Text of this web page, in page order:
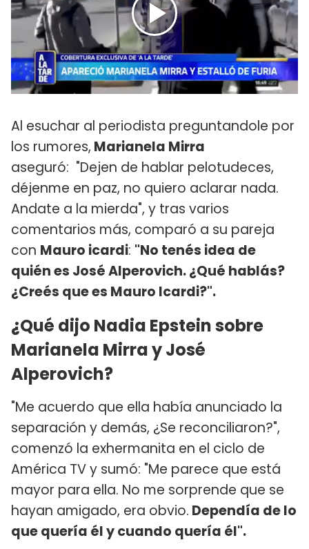
Al esuchar al periodista preguntandole por
los rumores, Marianela Mirra
aseguró: "Dejen de hablar pelotudeces,
déjenme en paz, no quiero aclarar nada.
Andate a la mierda", y tras varios
comentarios más, comparó a su pareja
con Mauro icardi: "No tenés idea de
quién es José Alperovich. ¿Qué hablás?
¿Creés que es Mauro Icardi?".
¿Qué dijo Nadia Epstein sobre
Marianela Mirra y José
Alperovich?
"Me acuerdo que ella había anunciado la
separación y demás, ¿Se reconciliaron?",
comenzó la exhermanita en el ciclo de
América TV y sumó: "Me parece que está
mayor para ella. No me sorprende que se
hayan amigado, era obvio. Dependía de lo
que quería él y cuando quería él".